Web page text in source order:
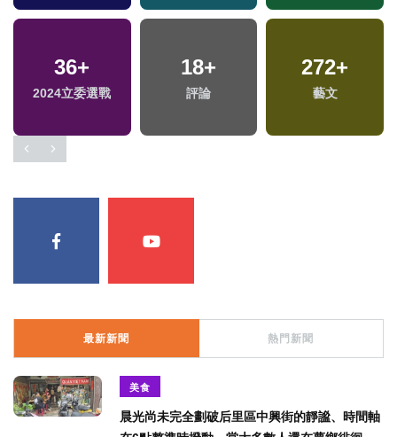
36+
2024立委選戰
18+
評論
272+
藝文
最新新聞 熱門新聞
美食
晨光尚未完全劃破后里區中興街的靜謐、時間軸